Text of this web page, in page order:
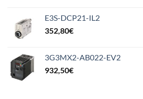
E3S-DCP21-IL2
352,80€
3G3MX2-AB022-EV2
932,50€